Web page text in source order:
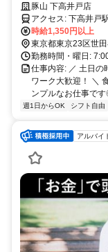
／WワークOK／学生
豚山 下高井戸店
アクセス: 下
時給1,350円以上
東京都東京23区世
勤務時間・曜日:
仕事内容: ／ 土日の
ワーク大歓迎！ ＼
ンプルなお仕事で
週1日からOK シフト自由
アルバイ